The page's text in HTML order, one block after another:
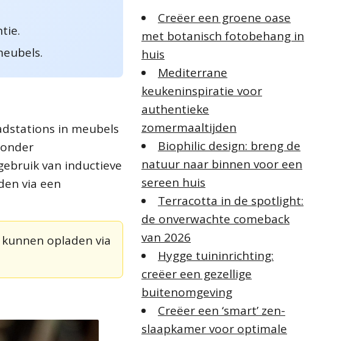
in meubels
van inductieve
via een
opladen via
a
a
r
:
Creëer een groene oase
met botanisch fotobehang in
huis
Mediterrane
keukeninspiratie voor
authentieke
zomermaaltijden
Biophilic design: breng de
natuur naar binnen voor een
sereen huis
Terracotta in de spotlight:
de onverwachte comeback
van 2026
Hygge tuininrichting:
creëer een gezellige
buitenomgeving
Creëer een ‘smart’ zen-
slaapkamer voor optimale